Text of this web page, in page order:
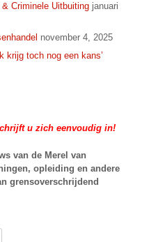
Criminele Uitbuiting januari
november 4, 2025
krijg toch nog een kans’
u zich eenvoudig in!
van de Merel van
opleiding en andere
grensoverschrijdend